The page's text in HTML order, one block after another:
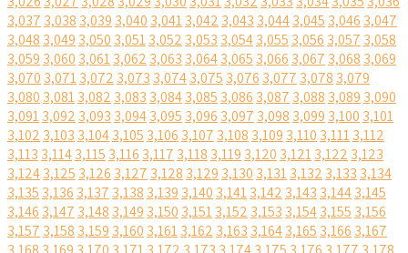
3,037 3,038 3,039 3,040 3,0413,042 3,043 3,0443,045 3,046 3,047
3,048 3,049 3,050 3,0513,052 3,053 3,0543,055 3,056 3,057 3,058
3,059 3,060 3,0613,062 3,063 3,0643,065 3,066 3,067 3,068 3,069
3,070 3,0713,072 3,073 3,0743,075 3,076 3,077 3,078 3,079
3,080 3,0813,082 3,083 3,0843,085 3,086 3,087 3,088 3,089 3,090
3,0913,092 3,093 3,0943,095 3,096 3,097 3,098 3,099 3,100 3,101
3,102 3,103 3,1043,105 3,106 3,107 3,108 3,109 3,110 3,1113,112
3,113 3,1143,115 3,116 3,117 3,118 3,119 3,120 3,1213,122 3,123
3,1243,125 3,126 3,127 3,128 3,129 3,130 3,1313,132 3,133 3,134
3,135 3,136 3,137 3,138 3,139 3,140 3,1413,142 3,143 3,1443,145
3,146 3,147 3,148 3,149 3,150 3,1513,152 3,153 3,1543,155 3,156
3,157 3,158 3,159 3,160 3,1613,162 3,163 3,1643,165 3,166 3,167